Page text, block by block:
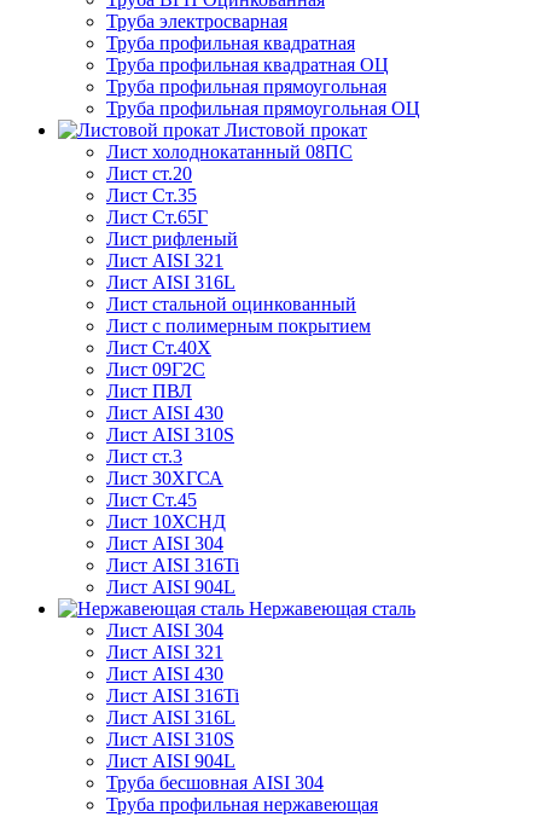
Труба электросварная
Труба профильная квадратная
Труба профильная квадратная ОЦ
Труба профильная прямоугольная
Труба профильная прямоугольная ОЦ
Листовой прокат
Лист холоднокатанный 08ПС
Лист ст.20
Лист Ст.35
Лист Ст.65Г
Лист рифленый
Лист AISI 321
Лист AISI 316L
Лист стальной оцинкованный
Лист с полимерным покрытием
Лист Ст.40Х
Лист 09Г2С
Лист ПВЛ
Лист AISI 430
Лист AISI 310S
Лист ст.3
Лист 30ХГСА
Лист Ст.45
Лист 10ХСНД
Лист AISI 304
Лист AISI 316Ti
Лист AISI 904L
Нержавеющая сталь
Лист AISI 304
Лист AISI 321
Лист AISI 430
Лист AISI 316Ti
Лист AISI 316L
Лист AISI 310S
Лист AISI 904L
Труба бесшовная AISI 304
Труба профильная нержавеющая